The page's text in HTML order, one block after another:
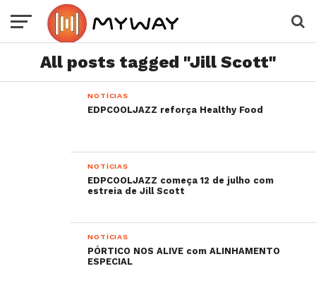
All posts tagged "Jill Scott"
NOTÍCIAS
EDPCOOLJAZZ reforça Healthy Food
NOTÍCIAS
EDPCOOLJAZZ começa 12 de julho com
estreia de Jill Scott
NOTÍCIAS
PÓRTICO NOS ALIVE com ALINHAMENTO
ESPECIAL